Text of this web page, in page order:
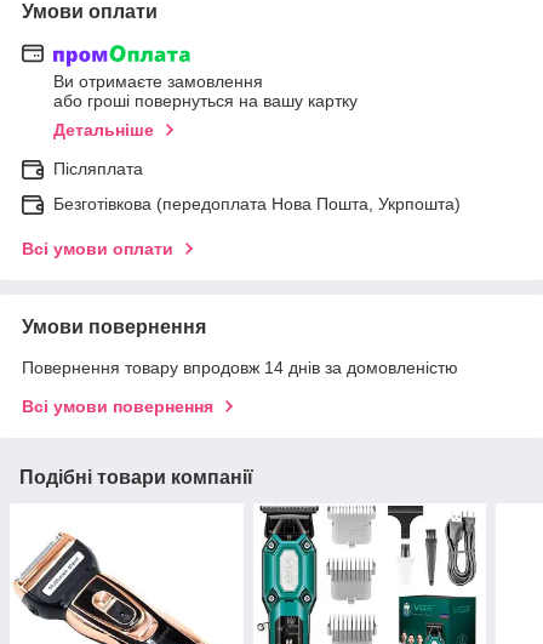
Умови оплати
Ви отримаєте замовлення
або гроші повернуться на вашу картку
Детальніше
Післяплата
Безготівкова (передоплата Нова Пошта, Укрпошта)
Всі умови оплати
Умови повернення
Повернення товару впродовж 14 днів за домовленістю
Всі умови повернення
Подібні товари компанії